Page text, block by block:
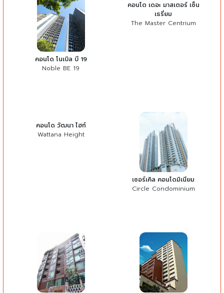
คอนโด โนเบิล บี 19
Noble BE 19
คอนโด เดอะ มาสเตอร์ เซ็น
เธรี่ยม
The Master Centrium
คอนโด วัฒนา ไฮท์
Wattana Height
เซอร์เคิล คอนโดมิเนียม
Circle Condominium